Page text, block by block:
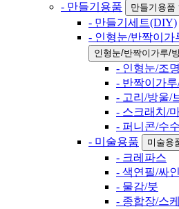
- 만들기용품 만들기용품
- 만들기세트(DIY)
- 인형눈/반짝이가
인형눈/반짝이가루/
- 인형눈/조명
- 반짝이가루
- 고리/방울/
- 스크래치/
- 퍼니콘/수
- 미술용품
미술용
- 크레파스
- 색연필/싸
- 물감/붓
- 종합장/스